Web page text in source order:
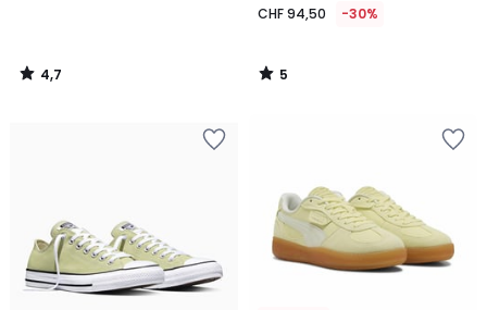
4,7
/
CHF 94,50 -30%
5
/